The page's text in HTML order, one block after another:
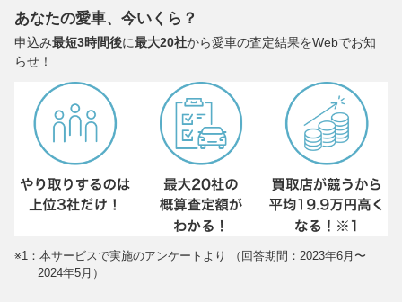
あなたの愛車、今いくら？
申込み最短3時間後に最大20社から愛車の査定結果をWebでお知
らせ！
※1：本サービスで実施のアンケートより （回答期間：2023年6月〜
2024年5月）